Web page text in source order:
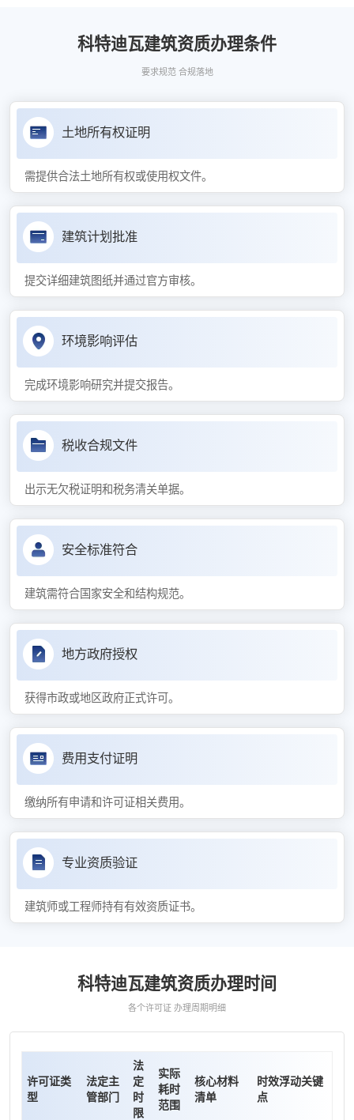
科特迪瓦建筑资质办理条件
要求规范 合规落地
土地所有权证明
需提供合法土地所有权或使用权文件。
建筑计划批准
提交详细建筑图纸并通过官方审核。
环境影响评估
完成环境影响研究并提交报告。
税收合规文件
出示无欠税证明和税务清关单据。
安全标准符合
建筑需符合国家安全和结构规范。
地方政府授权
获得市政或地区政府正式许可。
费用支付证明
缴纳所有申请和许可证相关费用。
专业资质验证
建筑师或工程师持有有效资质证书。
科特迪瓦建筑资质办理时间
各个许可证 办理周期明细
许可证类
型
法定主
管部门
法
定
时
限
实际
耗时
范围
核心材料
清单
时效浮动关键
点